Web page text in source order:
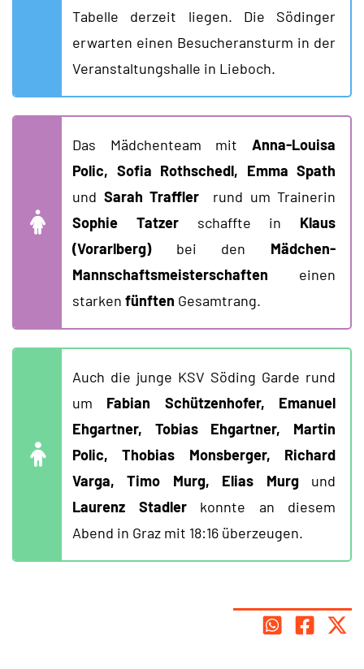
Tabelle derzeit liegen. Die Södinger
erwarten einen Besucheransturm in der
Veranstaltungshalle in Lieboch.
Das Mädchenteam mit Anna-Louisa
Polic, Sofia Rothschedl, Emma Spath
und Sarah Traffler rund um Trainerin
Sophie Tatzerschaffte in Klaus
(Vorarlberg)bei den Mädchen-
Mannschaftsmeisterschaften einen
starken fünften Gesamtrang.
Auch die junge KSV Söding Garde rund
um Fabian Schützenhofer, Emanuel
Ehgartner, Tobias Ehgartner, Martin
Polic, Thobias Monsberger, Richard
Varga, Timo Murg, Elias Murgund
Laurenz Stadlerkonnte an diesem
Abend in Graz mit 18:16 überzeugen.